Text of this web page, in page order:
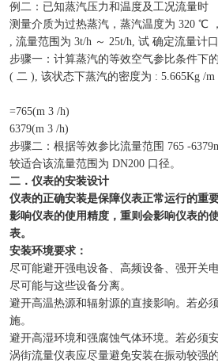
例二：已知蒸汽压力和温度及工况流量时
测量介质为过热蒸汽，蒸汽温度为 320 ℃
, 流量范围为 3t/h ～ 25t/h, 试 确定流量计口
步骤一：计算蒸汽的等效空气参比条件下
( 二 ), 该状态下蒸汽的密度为 : 5.665Kg /
=765(m 3 /h)
6379(m 3 /h)
步骤二：根据等效参比流量范围 765 -
较适合该流量范围为 DN200 口径。
二．仪表的安装设计
仪表的正确安装是保障仪表正常运行的重
影响仪表的使用精度，重则会影响仪表的
表。
安装环境要求：
尽可能避开强电设备、高频设备、强开关
尽可能与这些设备分离。
避开高温热源和辐射源的直接影响。若必
施。
避开高湿环境和强腐蚀气体环境。若必须
涡街流量仪表应尽量避免安装在振动较强